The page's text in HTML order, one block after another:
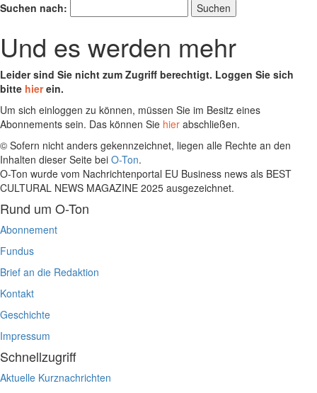
Suchen nach:
Und es werden mehr
Leider sind Sie nicht zum Zugriff berechtigt. Loggen Sie sich
bitte hierein.
Um sich einloggen zu können, müssen Sie im Besitz eines
Abonnements sein. Das können Sie hier abschließen.
© Sofern nicht anders gekennzeichnet, liegen alle Rechte an den
Inhalten dieser Seite bei O-Ton.
O-Ton wurde vom Nachrichtenportal EU Business news als BEST
CULTURAL NEWS MAGAZINE 2025 ausgezeichnet.
Rund um O-Ton
Abonnement
Fundus
Brief an die Redaktion
Kontakt
Geschichte
Impressum
Schnellzugriff
Aktuelle Kurznachrichten